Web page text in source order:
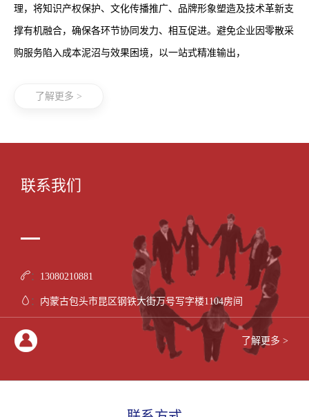
理，将知识产权保护、文化传播推广、品牌形象塑造及技术革新支
撑有机融合，确保各环节协同发力、相互促进。避免企业因零散采
购服务陷入成本泥沼与效果困境，以一站式精准输出，
了解更多 >
联系我们
： 13080210881
： 内蒙古包头市昆区钢铁大街万号写字楼1104房间
了解更多 >